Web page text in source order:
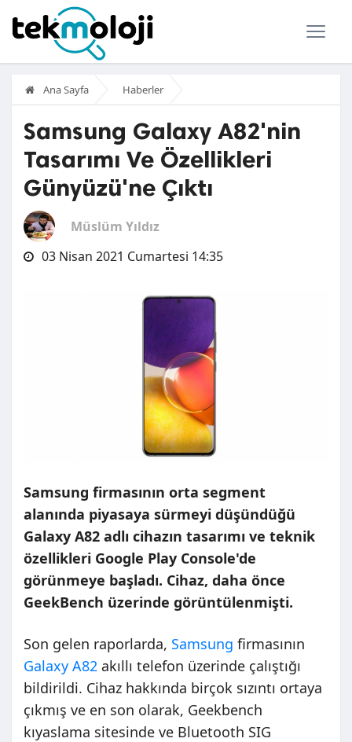
Ana Sayfa Haberler
Samsung Galaxy A82'nin
Tasarımı Ve Özellikleri
Günyüzü'ne Çıktı
Müslüm Yıldız
03 Nisan 2021 Cumartesi 14:35
Samsung firmasının orta segment
alanında piyasaya sürmeyi düşündüğü
Galaxy A82 adlı cihazın tasarımı ve teknik
özellikleri Google Play Console'de
görünmeye başladı. Cihaz, daha önce
GeekBench üzerinde görüntülenmişti.
Son gelen raporlarda, Samsung firmasının
Galaxy A82 akıllı telefon üzerinde çalıştığı
bildirildi. Cihaz hakkında birçok sızıntı ortaya
çıkmış ve en son olarak, Geekbench
kıyaslama sitesinde ve Bluetooth SIG